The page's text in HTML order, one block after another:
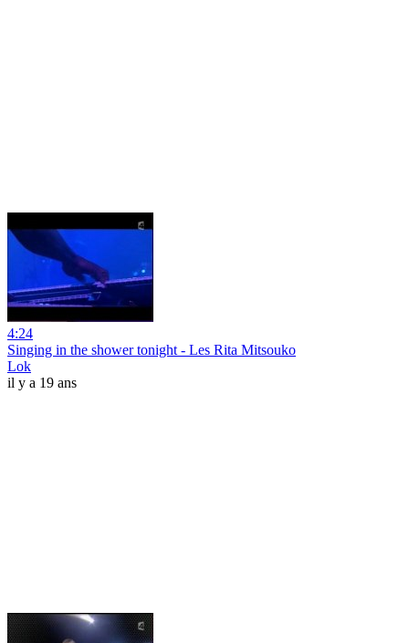
4:24
Singing in the shower tonight - Les Rita Mitsouko
Lok
il y a 19 ans